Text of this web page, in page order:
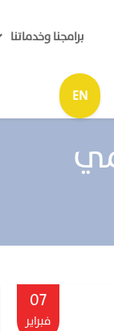
برامجنا وخدماتنا
EN
07
فبراير